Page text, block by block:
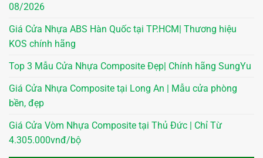
08/2026
Giá Cửa Nhựa ABS Hàn Quốc tại TP.HCM| Thương hiệu
KOS chính hãng
Top 3 Mẫu Cửa Nhựa Composite Đẹp| Chính hãng SungYu
Giá Cửa Nhựa Composite tại Long An | Mẫu cửa phòng
bền, đẹp
Giá Cửa Vòm Nhựa Composite tại Thủ Đức | Chỉ Từ
4.305.000vnđ/bộ